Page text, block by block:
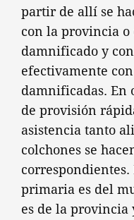
partir de allí se
con la provincia
damnificado y
efectivamente
damnificadas. En
de provisión
asistencia tanto
colchones se
primaria es del
es de la provincia